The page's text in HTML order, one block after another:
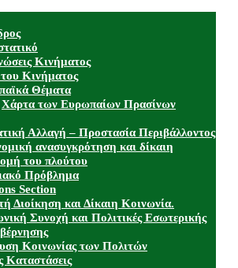
Κινήματος
Κινήματος
Θέματα
Χάρτα των Ευρωπαίων Πρασίνων
Αλλαγή – Προστασία Περιβάλλοντος
ανασυγκρότηση και δίκαιη
του πλούτου
Πρόβλημα
Section
Διοίκηση και Δίκαιη Κοινωνία.
Συνοχή και Πολιτικές Εσωτερικής
Κοινωνίας των Πολιτών
Καταστάσεις